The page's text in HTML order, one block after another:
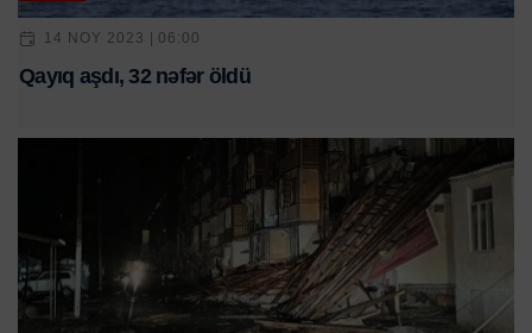
14 NOY 2023 | 06:00
Qayıq aşdı, 32 nəfər öldü